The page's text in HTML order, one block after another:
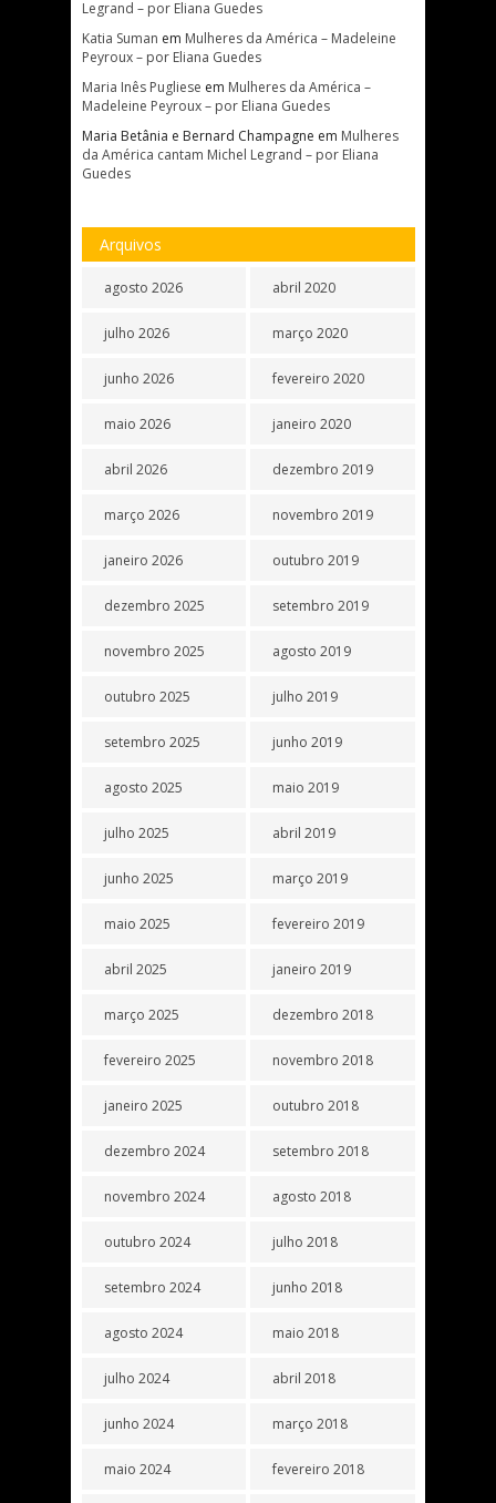
Legrand – por Eliana Guedes
Katia Suman em Mulheres da América – Madeleine
Peyroux – por Eliana Guedes
Maria Inês Pugliese em Mulheres da América –
Madeleine Peyroux – por Eliana Guedes
Maria Betânia e Bernard Champagne em Mulheres
da América cantam Michel Legrand – por Eliana
Guedes
Arquivos
agosto 2026
julho 2026
junho 2026
maio 2026
abril 2026
março 2026
janeiro 2026
dezembro 2025
novembro 2025
outubro 2025
setembro 2025
agosto 2025
julho 2025
junho 2025
maio 2025
abril 2025
março 2025
fevereiro 2025
janeiro 2025
dezembro 2024
novembro 2024
outubro 2024
setembro 2024
agosto 2024
julho 2024
junho 2024
maio 2024
abril 2020
março 2020
fevereiro 2020
janeiro 2020
dezembro 2019
novembro 2019
outubro 2019
setembro 2019
agosto 2019
julho 2019
junho 2019
maio 2019
abril 2019
março 2019
fevereiro 2019
janeiro 2019
dezembro 2018
novembro 2018
outubro 2018
setembro 2018
agosto 2018
julho 2018
junho 2018
maio 2018
abril 2018
março 2018
fevereiro 2018